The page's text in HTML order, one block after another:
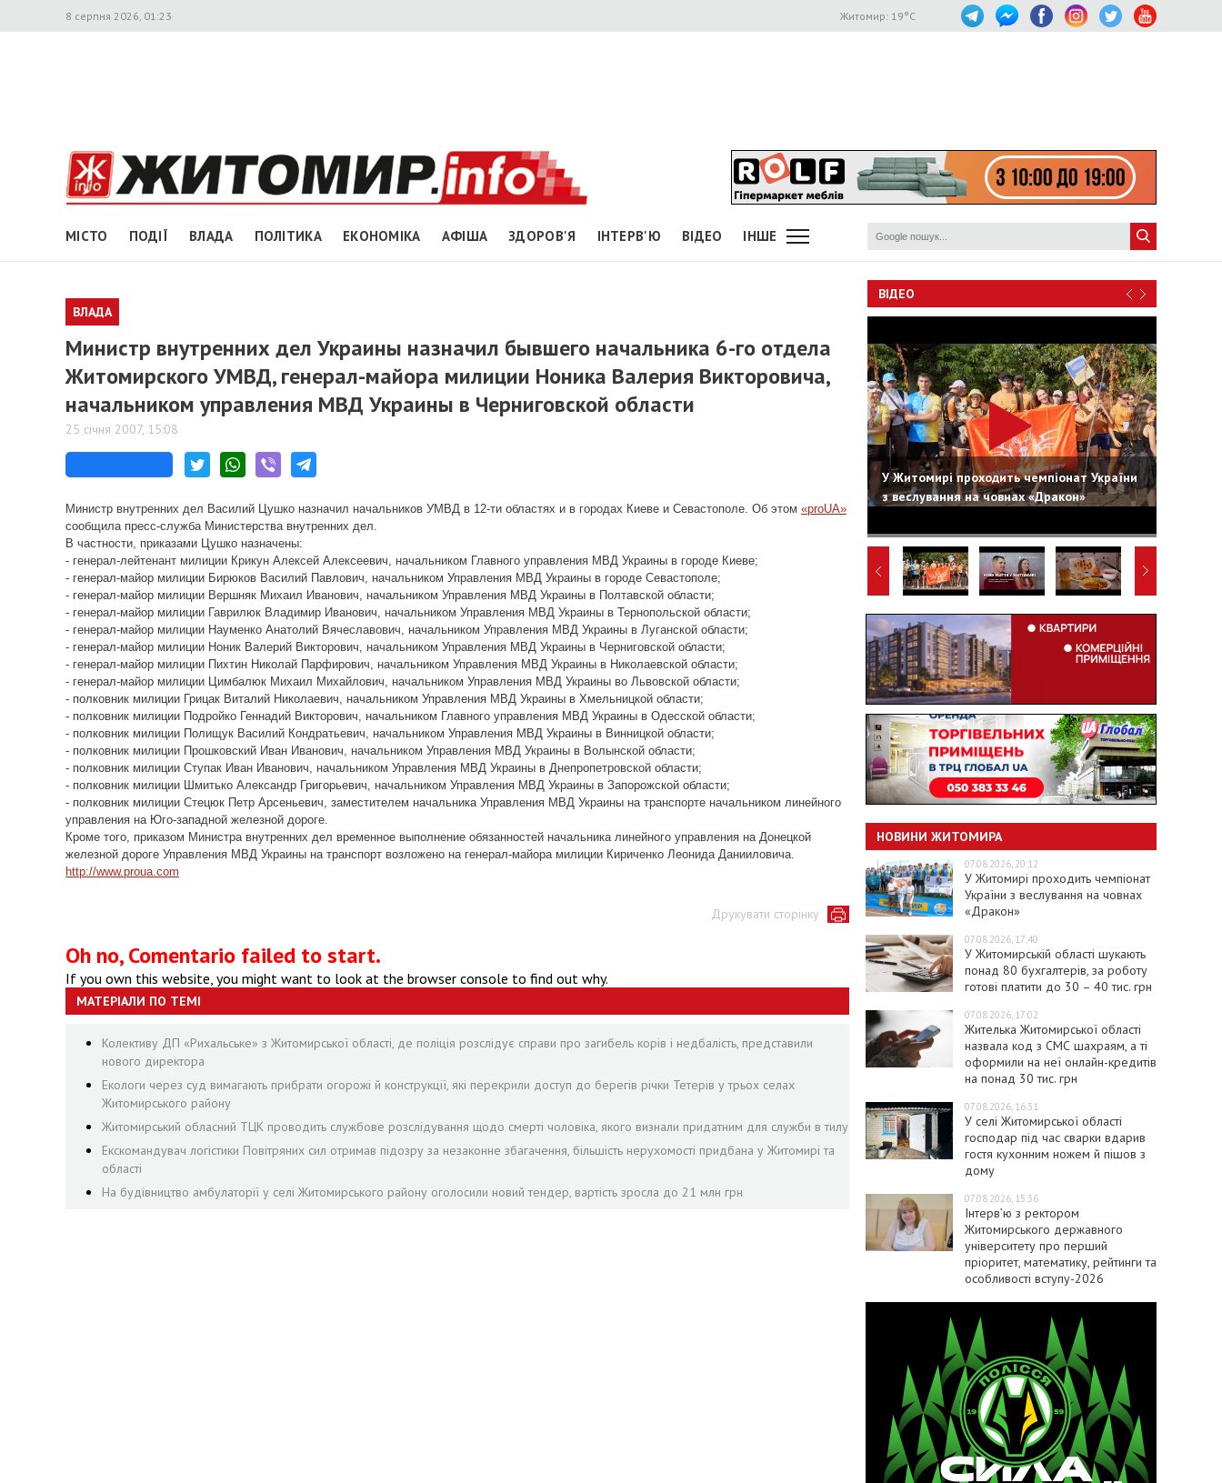
8 серпня 2026, 01:23 Житомир: 19°C
МІСТО ПОДІЇ ВЛАДА ПОЛІТИКА ЕКОНОМІКА АФІША ЗДОРОВ'Я ІНТЕРВ'Ю ВІДЕО ІНШЕ
ВЛАДА
Министр внутренних дел Украины назначил бывшего начальника 6-го отдела
Житомирского УМВД, генерал-майора милиции Ноника Валерия Викторовича,
начальником управления МВД Украины в Черниговской области
25 січня 2007, 15:08
Министр внутренних дел Василий Цушко назначил начальников УМВД в 12-ти областях и в городах Киеве и Севастополе. Об этом «proUA»
сообщила пресс-служба Министерства внутренних дел.
В частности, приказами Цушко назначены:
- генерал-лейтенант милиции Крикун Алексей Алексеевич, начальником Главного управления МВД Украины в городе Киеве;
- генерал-майор милиции Бирюков Василий Павлович, начальником Управления МВД Украины в городе Севастополе;
- генерал-майор милиции Вершняк Михаил Иванович, начальником Управления МВД Украины в Полтавской области;
- генерал-майор милиции Гаврилюк Владимир Иванович, начальником Управления МВД Украины в Тернопольской области;
- генерал-майор милиции Науменко Анатолий Вячеславович, начальником Управления МВД Украины в Луганской области;
- генерал-майор милиции Ноник Валерий Викторович, начальником Управления МВД Украины в Черниговской области;
- генерал-майор милиции Пихтин Николай Парфирович, начальником Управления МВД Украины в Николаевской области;
- генерал-майор милиции Цимбалюк Михаил Михайлович, начальником Управления МВД Украины во Львовской области;
- полковник милиции Грицак Виталий Николаевич, начальником Управления МВД Украины в Хмельницкой области;
- полковник милиции Подройко Геннадий Викторович, начальником Главного управления МВД Украины в Одесской области;
- полковник милиции Полищук Василий Кондратьевич, начальником Управления МВД Украины в Винницкой области;
- полковник милиции Прошковский Иван Иванович, начальником Управления МВД Украины в Волынской области;
- полковник милиции Ступак Иван Иванович, начальником Управления МВД Украины в Днепропетровской области;
- полковник милиции Шмитько Александр Григорьевич, начальником Управления МВД Украины в Запорожской области;
- полковник милиции Стецюк Петр Арсеньевич, заместителем начальника Управления МВД Украины на транспорте начальником линейного
управления на Юго-западной железной дороге.
Кроме того, приказом Министра внутренних дел временное выполнение обязанностей начальника линейного управления на Донецкой
железной дороге Управления МВД Украины на транспорт возложено на генерал-майора милиции Кириченко Леонида Данииловича.
http://www.proua.com
Друкувати сторінку
Oh no, Comentario failed to start.
If you own this website, you might want to look at the browser console to find out why.
МАТЕРІАЛИ ПО ТЕМІ
Колективу ДП «Рихальське» з Житомирської області, де поліція розслідує справи про загибель корів і недбалість, представили
нового директора
Екологи через суд вимагають прибрати огорожі й конструкції, які перекрили доступ до берегів річки Тетерів у трьох селах
Житомирського району
Житомирський обласний ТЦК проводить службове розслідування щодо смерті чоловіка, якого визнали придатним для служби в тилу
Екскомандувач логістики Повітряних сил отримав підозру за незаконне збагачення, більшість нерухомості придбана у Житомирі та
області
На будівництво амбулаторії у селі Житомирського району оголосили новий тендер, вартість зросла до 21 млн грн
ВІДЕО
У Житомирі проходить чемпіонат України
з веслування на човнах «Дракон»
НОВИНИ ЖИТОМИРА
07.08.2026, 20:12
У Житомирі проходить чемпіонат
України з веслування на човнах
«Дракон»
07.08.2026, 17:40
У Житомирській області шукають
понад 80 бухгалтерів, за роботу
готові платити до 30 – 40 тис. грн
07.08.2026, 17:02
Жителька Житомирської області
назвала код з СМС шахраям, а ті
оформили на неї онлайн-кредитів
на понад 30 тис. грн
07.08.2026, 16:31
У селі Житомирської області
господар під час сварки вдарив
гостя кухонним ножем й пішов з
дому
07.08.2026, 15:36
Інтерв’ю з ректором
Житомирського державного
університету про перший
пріоритет, математику, рейтинги та
особливості вступу-2026